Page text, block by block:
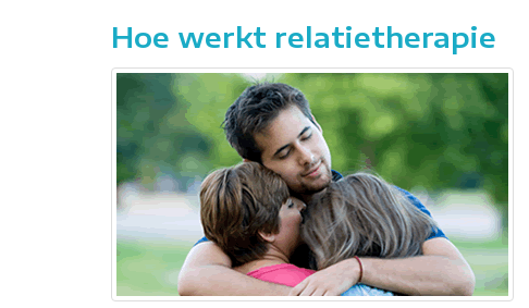
Hoe werkt relatietherapie